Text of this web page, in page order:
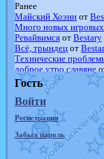
Ранее
Майский Хоэннот
Много новых игровых
Ревайвимсяот Bestary
Всё, трындецот
Технические
доброе утро славяне
Йолда и Мимикьюот
Недовольный
The Dark Wishmaker
шадоу спиритомб
от
траббишот
Raging Boltот
Shadow mismagiusот
художникот vicavica
Гость
Войти
Регистрация
Забыл пароль